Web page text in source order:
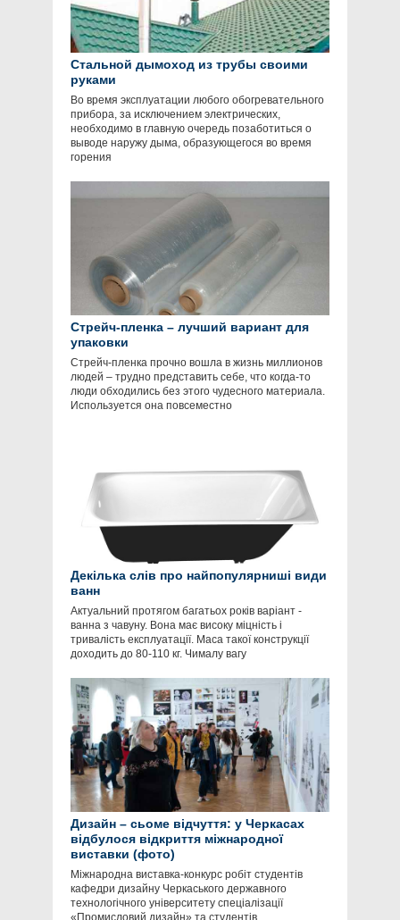
Стальной дымоход из трубы своими
руками
Во время эксплуатации любого обогревательного
прибора, за исключением электрических,
необходимо в главную очередь позаботиться о
выводе наружу дыма, образующегося во время
горения
Стрейч-пленка – лучший вариант для
упаковки
Стрейч-пленка прочно вошла в жизнь миллионов
людей – трудно представить себе, что когда-то
люди обходились без этого чудесного материала.
Используется она повсеместно
Декілька слів про найпопулярниші види
ванн
Актуальний протягом багатьох років варіант -
ванна з чавуну. Вона має високу міцність і
тривалість експлуатації. Маса такої конструкції
доходить до 80-110 кг. Чималу вагу
Дизайн – сьоме відчуття: у Черкасах
відбулося відкриття міжнародної
виставки (фото)
Міжнародна виставка-конкурс робіт студентів
кафедри дизайну Черкаського державного
технологічного університету спеціалізації